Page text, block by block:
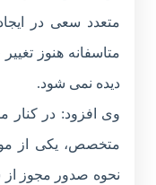
متعدد سعی در
متاسفانه هنوز
دیده نمی شود.
وی افزود: در کنار
متخصص، یکی از
نحوه صدور مجوز